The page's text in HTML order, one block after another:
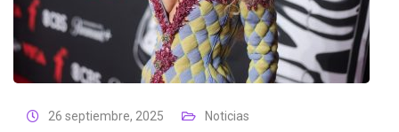
26 septiembre, 2025 Noticias